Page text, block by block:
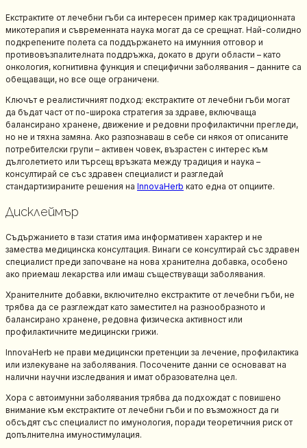
Екстрактите от лечебни гъби са интересен пример как традиционната
микотерапия и съвременната наука могат да се срещнат. Най-солидно
подкрепените полета са поддържането на имунния отговор и
противовъзпалителната поддръжка, докато в други области – като
онкология, когнитивна функция и специфични заболявания – данните са
обещаващи, но все още ограничени.
Ключът е реалистичният подход: екстрактите от лечебни гъби могат
да бъдат част от по-широка стратегия за здраве, включваща
балансирано хранене, движение и редовни профилактични прегледи,
но не и тяхна замяна. Ако разпознаваш в себе си някоя от описаните
потребителски групи – активен човек, възрастен с интерес към
дълголетието или търсещ връзката между традиция и наука –
консултирай се със здравен специалист и разгледай
стандартизираните решения на InnovaHerb като една от опциите.
Дисклеймър
Съдържанието в тази статия има информативен характер и не
замества медицинска консултация. Винаги се консултирай със здравен
специалист преди започване на нова хранителна добавка, особено
ако приемаш лекарства или имаш съществуващи заболявания.
Хранителните добавки, включително екстрактите от лечебни гъби, не
трябва да се разглеждат като заместител на разнообразното и
балансирано хранене, редовна физическа активност или
профилактичните медицински грижи.
InnovaHerb не прави медицински претенции за лечение, профилактика
или излекуване на заболявания. Посочените данни се основават на
налични научни изследвания и имат образователна цел.
Хора с автоимунни заболявания трябва да подхождат с повишено
внимание към екстрактите от лечебни гъби и по възможност да ги
обсъдят със специалист по имунология, поради теоретичния риск от
допълнителна имуностимулация.